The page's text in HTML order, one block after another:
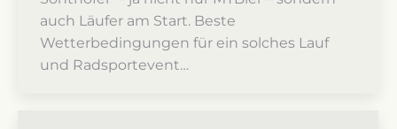
auch Läufer am Start. Beste
Wetterbedingungen für ein solches Lauf
und Radsportevent…